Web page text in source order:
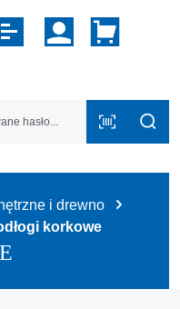
i drewno
korkowe